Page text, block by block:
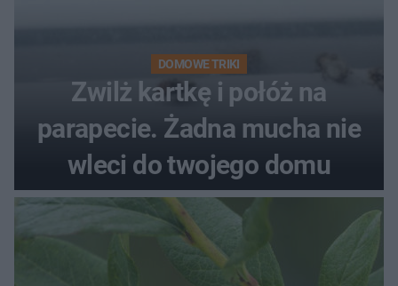
DOMOWE TRIKI
Zwilż kartkę i połóż na
parapecie. Żadna mucha nie
wleci do twojego domu